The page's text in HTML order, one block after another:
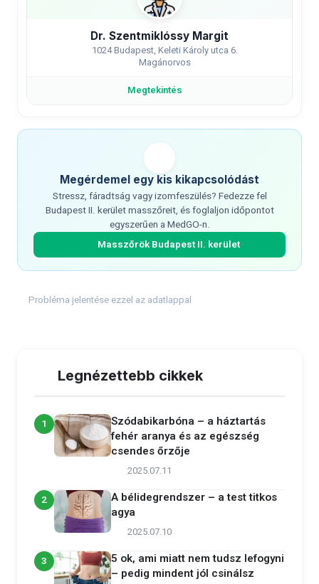
Dr. Szentmiklóssy Margit
1024 Budapest, Keleti Károly utca 6.
Magánorvos
Megtekintés
Megérdemel egy kis kikapcsolódást
Stressz, fáradtság vagy izomfeszülés? Fedezze fel
Budapest II. kerület masszőreit, és foglaljon időpontot
egyszerűen a MedGO-n.
Masszőrök Budapest II. kerület
Probléma jelentése ezzel az adatlappal
Legnézettebb cikkek
1
Szódabikarbóna – a háztartás
fehér aranya és az egészség
csendes őrzője
2025.07.11
2
A bélidegrendszer – a test titkos
agya
2025.07.10
3
5 ok, ami miatt nem tudsz lefogyni
– pedig mindent jól csinálsz